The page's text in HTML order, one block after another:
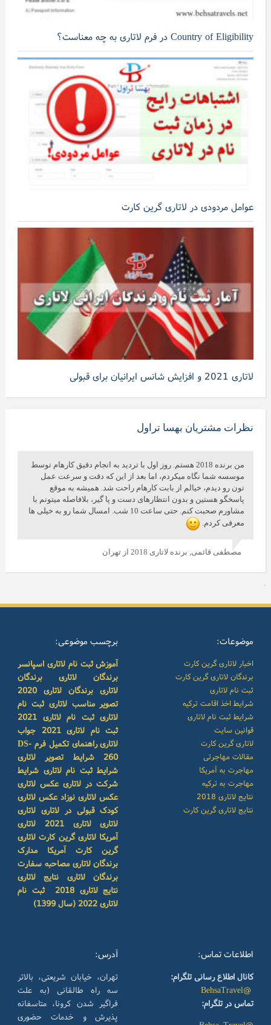
Country of Eligibility در فرم لاتاری به چه معناست؟
عوامل مردودی در لاتاری گرین کارت
لاتاری 2021 و افزایش شانس ایرانیان برای قبولی
نظرات مشتریان بهسا تراول
من برنده 2018 هستم. روز اول با تردید به انجام دقیق کارهام توسط
موسسه شما نگاه میکردم، اما بعد از این که دقت و سرعت عمل
تون رو دیدم، خیالم از بابت کارهام راحت شد. همیشه به موقع
پاسخگو هستین و بدون انتظارهای دست و پا گیر، بلافاصله میتونم با
مشاورم صحبت کنم. حتی ساعت 10 شب. امسال شما رو به خیلی ها
معرفی کردم.
مصطفی قائمی, برنده لاتاری 2018 از تهران
برچسب موضوعی:
آموزش ثبت نام لاتاری اسپانسر
برندگان لاتاری
برندگان
لاتاری برندگان لاتاری 2020
تصویر مناسب لاتاری ثبت نام
لاتاری ثبت نام لاتاری 2021
ثبت نام لاتاری 2021
جواب
لاتاری
راهنمای تکمیل فرم DS-
260
شرایط تصویر لاتاری
شرایط ثبت نام لاتاری شرایط
شرکت در لاتاری عکس لاتاری
عکس لاتاری نوزاد عکس لاتاری
کودک قبولی در لاتاری لاتاری
لاتاریلاتاری 2021
لاتاری
آمریکا لاتاری گرین کارت لاتاری
گرین کارت آمریکا
مدارک
برندگان لاتاری مصاحبه سفارت
برندگان لاتاری
نتایج لاتاری
نتایج لاتاری 2018
ثبت نام
لاتاری 2022 (سال 1399)
موضوعات:
اخبار لاتاری گرین کارت
برندگان لاتاری گرین کارت
ثبت نام لاتاری
شرایط اخذ اقامت ترکیه
شرایط ثبت نام لاتاری
قوانین سایت
لاتاری گرین کارت
مقالات مهاجرتی
مهاجرت به آمریکا
مهاجرت به ترکیه
نتایج لاتاری 2018
نتایج لاتاری گرین کارت
آدرس:
تهران، خیابان شریعتی، بالاتر
سه راه طالقانی (به علت
فراگیر شدن کرونا، متاسفانه
پذیرش و خدمات حضوری
اطلاعات تماس:
کانال اطلاع رسانی تلگرام:
@BehsaTravel
تماس در تلگرام: